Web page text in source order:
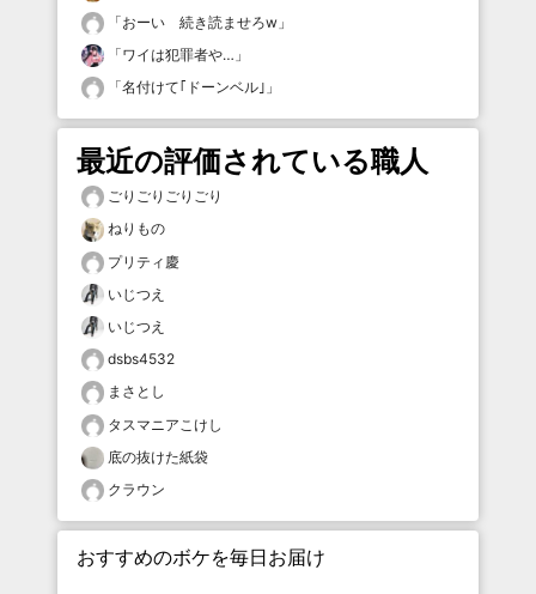
「おーい 続き読ませろw 」
「ワイは犯罪者や… 」
「名付けて｢ドーンベル｣ 」
最近の評価されている職人
ごりごりごりごり
ねりもの
プリティ慶
いじつえ
いじつえ
dsbs4532
まさとし
タスマニアこけし
底の抜けた紙袋
クラウン
おすすめのボケを毎日お届け